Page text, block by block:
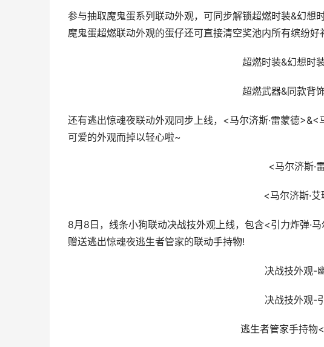
参与抽取魔鬼蛋系列联动外观，可同步解锁超燃时装&幻
魔鬼蛋超燃联动外观的蛋仔还可直接清空奖池内所有缤纷好
超燃时装&幻想时
超燃武器&同款背
还有逃出惊魂夜联动外观同步上线，<马尔济斯·雷蒙德
可爱的外观而掉以轻心啦~
<马尔济斯·
<马尔济斯·
8月8日，线条小狗联动决战技外观上线，包含<引力炸弹·
赠送逃出惊魂夜逃生者管家的联动手持物!
决战技外观-
决战技外观-
逃生者管家手持物